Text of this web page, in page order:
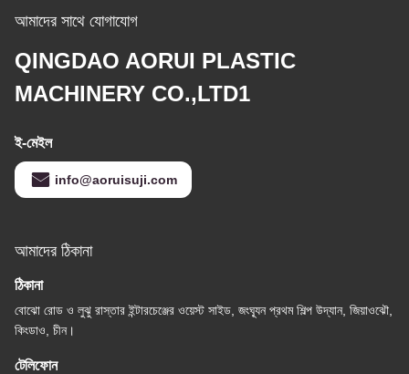
আমাদের সাথে যোগাযোগ
QINGDAO AORUI PLASTIC
MACHINERY CO.,LTD1
ই-মেইল
info@aoruisuji.com
আমাদের ঠিকানা
ঠিকানা
বোঝো রোড ও লুঝু রাস্তার ইন্টারচেঞ্জের ওয়েস্ট সাইড, জংঘ্যূন প্রথম শিল্প উদ্যান, জিয়াওঝৌ,
কিংডাও, চীন।
টেলিফোন